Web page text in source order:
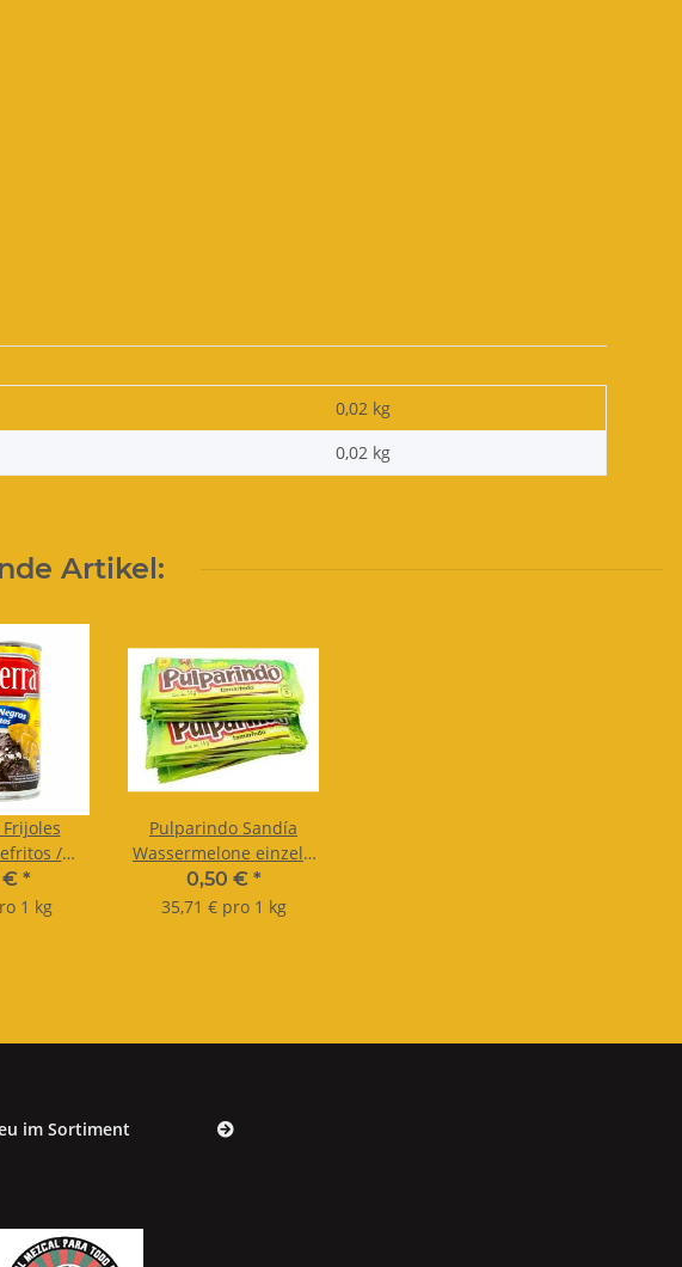
0,02 kg
0,02 kg
Artikel:
/
€ *
1 kg
Pulparindo Sandía
Wassermelone einzeln
14g
0,50 € *
35,71 € pro 1 kg
im Sortiment